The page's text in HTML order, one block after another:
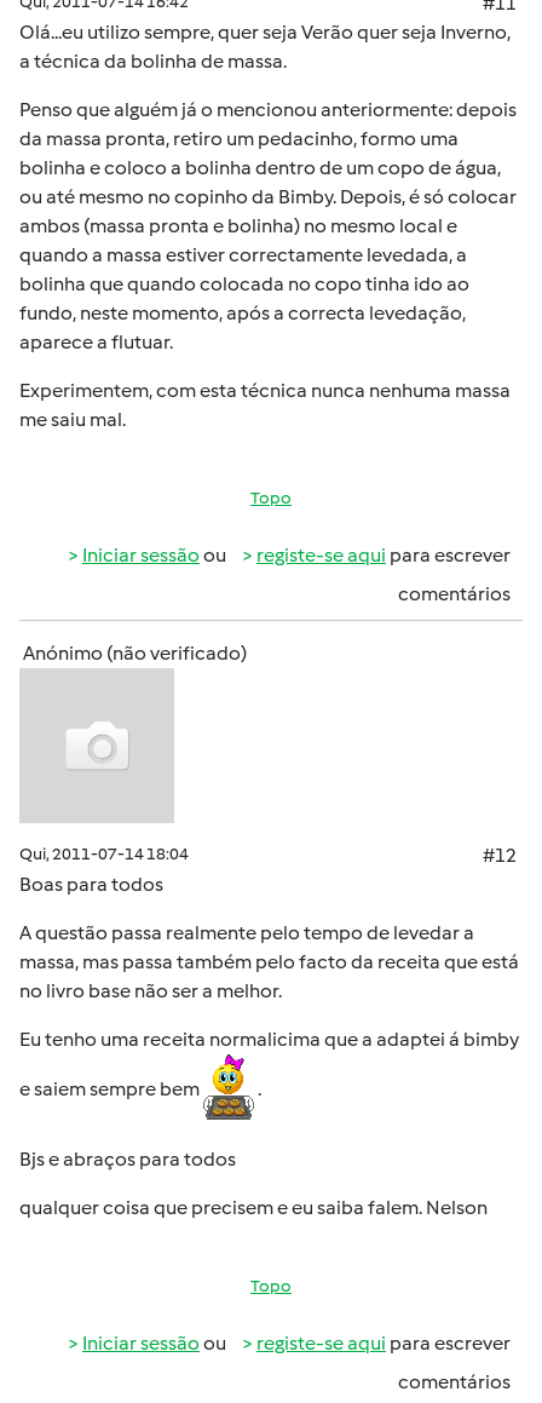
Olá...eu utilizo sempre, quer seja Verão quer seja Inverno,
a técnica da bolinha de massa.
Penso que alguém já o mencionou anteriormente: depois
da massa pronta, retiro um pedacinho, formo uma
bolinha e coloco a bolinha dentro de um copo de água,
ou até mesmo no copinho da Bimby. Depois, é só colocar
ambos (massa pronta e bolinha) no mesmo local e
quando a massa estiver correctamente levedada, a
bolinha que quando colocada no copo tinha ido ao
fundo, neste momento, após a correcta levedação,
aparece a flutuar.
Experimentem, com esta técnica nunca nenhuma massa
me saiu mal.
Topo
Iniciar sessão ou registe-se aqui para escrever
comentários
Anónimo (não verificado)
Qui, 2011-07-14 18:04
#12
Boas para todos
A questão passa realmente pelo tempo de levedar a
massa, mas passa também pelo facto da receita que está
no livro base não ser a melhor.
Eu tenho uma receita normalicima que a adaptei á bimby
e saiem sempre bem .
Bjs e abraços para todos
qualquer coisa que precisem e eu saiba falem. Nelson
Topo
Iniciar sessão ou registe-se aqui para escrever
comentários